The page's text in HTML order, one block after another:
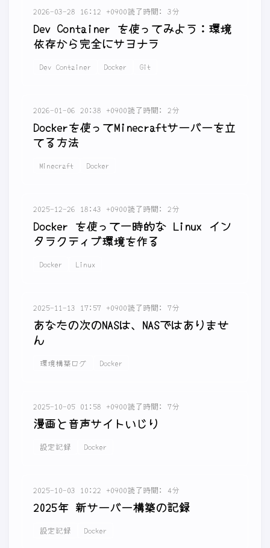
2026-03-28 16:12 +0900読了時間: 3分
Dev Container を使ってみよう：環境
依存から完全にサヨナラ
Dev Container Docker Git
2026-01-06 20:38 +0900読了時間: 2分
Dockerを使ってMinecraftサーバーを立
てる方法
Minecraft Docker
2025-12-26 18:43 +0900読了時間: 2分
Docker を使って一時的な Linux イン
タラクティブ環境を作る
Docker Linux
2025-11-13 17:57 +0900読了時間: 7分
あなたの次のNASは、NASではありませ
ん
環境構築ログ Docker
2025-10-05 01:58 +0900読了時間: 7分
漫画と音声サイトいじり
設定記録 Docker
2025-10-03 10:22 +0900読了時間: 4分
2025年 新サーバー構築の記録
設定記録 Docker